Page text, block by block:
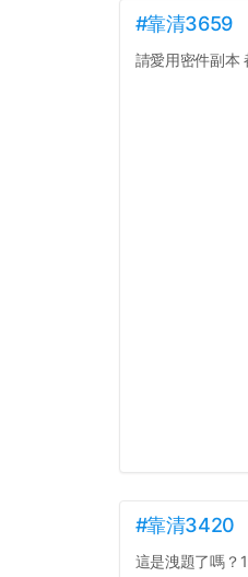
#靠清3659
請愛用密件副本
#靠清3420
這是洩題了嗎？